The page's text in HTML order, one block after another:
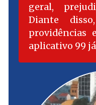
geral,
Diante
providências
aplicativo 99